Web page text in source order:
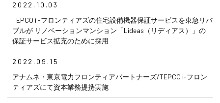
2022.10.03
TEPCO i -フロンティアズの住宅設備機器保証サービスを東急リバ
ブルが リノベーションマンション「Lideas（リディアス）」の
保証サービス拡充のために採用
2022.09.15
アナムネ・東京電力フロンティアパートナーズ/TEPCO i-フロン
ティアズにて資本業務提携実施